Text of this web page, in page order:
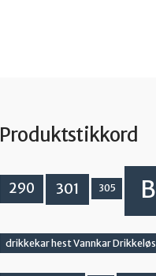
Produktstikkord
290 301 305
drikkekar hest Vannkar